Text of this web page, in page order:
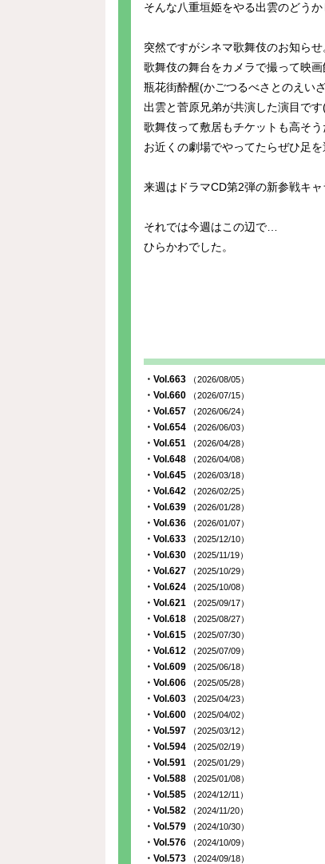
そんな八重垣姫をやる出雲のどう
突然ですがシネマ歌舞伎のお知らせ
歌舞伎の舞台をカメラで撮って映
瓶花街酔醒(かごつるべさとのえい
出雲と菅原兄弟が共演した演目で
歌舞伎って敷居もチケットも高そ
お近くの劇場でやってたらぜひ足
来週はドラマCD第2弾の新参戦キャ
それでは今週はこの辺で…
ひらかわでした。
・Vol.663 （2026/08/05）
・Vol.660 （2026/07/15）
・Vol.657 （2026/06/24）
・Vol.654 （2026/06/03）
・Vol.651 （2026/04/28）
・Vol.648 （2026/04/08）
・Vol.645 （2026/03/18）
・Vol.642 （2026/02/25）
・Vol.639 （2026/01/28）
・Vol.636 （2026/01/07）
・Vol.633 （2025/12/10）
・Vol.630 （2025/11/19）
・Vol.627 （2025/10/29）
・Vol.624 （2025/10/08）
・Vol.621 （2025/09/17）
・Vol.618 （2025/08/27）
・Vol.615 （2025/07/30）
・Vol.612 （2025/07/09）
・Vol.609 （2025/06/18）
・Vol.606 （2025/05/28）
・Vol.603 （2025/04/23）
・Vol.600 （2025/04/02）
・Vol.597 （2025/03/12）
・Vol.594 （2025/02/19）
・Vol.591 （2025/01/29）
・Vol.588 （2025/01/08）
・Vol.585 （2024/12/11）
・Vol.582 （2024/11/20）
・Vol.579 （2024/10/30）
・Vol.576 （2024/10/09）
・Vol.573 （2024/09/18）